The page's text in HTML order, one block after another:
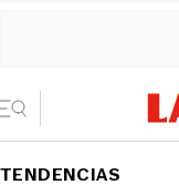
TENDENCIAS